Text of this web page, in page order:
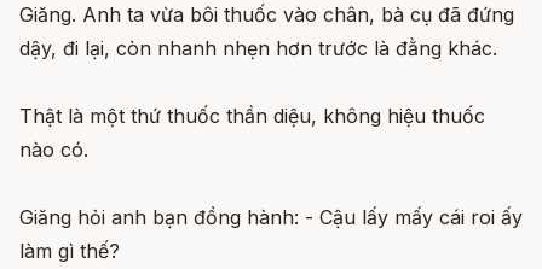
Giăng. Anh ta vừa bôi thuốc vào chân, bà cụ đã đứng
dậy, đi lại, còn nhanh nhẹn hơn trước là đằng khác.
Thật là một thứ thuốc thần diệu, không hiệu thuốc
nào có.
Giăng hỏi anh bạn đồng hành: - Cậu lấy mấy cái roi ấy
làm gì thế?